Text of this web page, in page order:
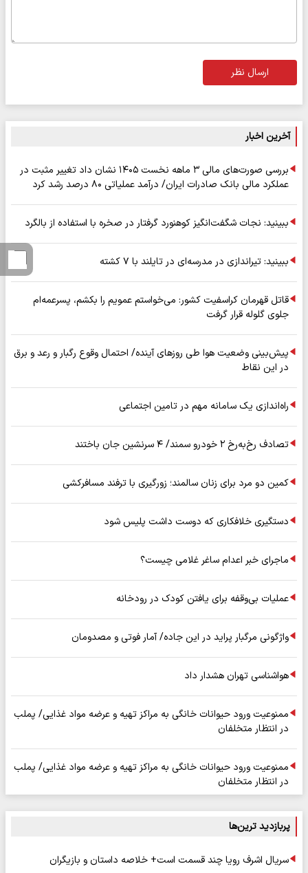
ارسال نظر
آخرین اخبار
بررسی صورت‌های مالی ۳ ماهه نخست ۱۴۰۵ نشان داد تغییر مثبت در
عملکرد مالی بانک صادرات ایران/ درآمد عملیاتی ۸۰ درصد رشد کرد
ببینید: نجات شگفت‌انگیز کوهنورد گرفتار در صخره با استفاده از بالگرد
ببینید: تیراندازی در مدرسه‌ای در تایلند با ۷ کشته
قاتل قهرمان کراسفیت کشور: می‌خواستم عمویم را بکشم، پسرعمه‌ام
جلوی گلوله قرار گرفت
پیش‌بینی وضعیت هوا طی روزهای آینده/ احتمال وقوع رگبار و رعد و برق
در این نقاط
راه‌اندازی یک سامانه مهم در تامین اجتماعی
تصادف رخ‌به‌رخ ۲ خودرو سمند/ ۴ سرنشین جان باختند
کمین دو مرد برای زنان سالمند؛ زورگیری با ترفند مسافرکشی
دستگیری خلافکاری که دوست داشت پلیس شود
ماجرای خبر اعدام ساغر غلامی چیست؟
عملیات بی‌وقفه برای یافتن کودک در رودخانه
واژگونی مرگبار پراید در این جاده/ آمار فوتی و مصدومان
هواشناسی تهران هشدار داد
ممنوعیت ورود حیوانات خانگی به مراکز تهیه و عرضه مواد غذایی/ پملب
در انتظار متخلفان
ممنوعیت ورود حیوانات خانگی به مراکز تهیه و عرضه مواد غذایی/ پملب
در انتظار متخلفان
پربازدید ترین‌ها
سریال اشرف رویا چند قسمت است+ خلاصه داستان و بازیگران